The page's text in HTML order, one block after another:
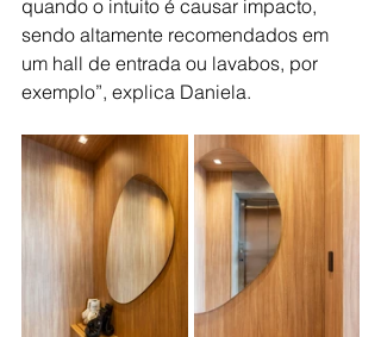
quando o intuito é causar impacto,
sendo altamente recomendados em
um hall de entrada ou lavabos, por
exemplo”, explica Daniela.